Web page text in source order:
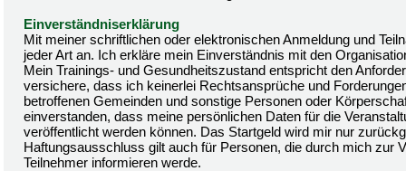
Einverständniserklärung
Mit meiner schriftlichen oder elektronischen Anmeldung und
jeder Art an. Ich erkläre mein Einverständnis mit den
Mein Trainings- und Gesundheitszustand entspricht den
versichere, dass ich keinerlei Rechtsansprüche und
betroffenen Gemeinden und sonstige Personen oder
einverstanden, dass meine persönlichen Daten für die
veröffentlicht werden können. Das Startgeld wird mir nur
Haftungsausschluss gilt auch für Personen, die durch mich zur
Teilnehmer informieren werde.